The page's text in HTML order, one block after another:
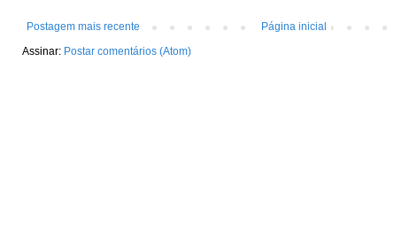
Postagem mais recente
Página inicial
Assinar: Postar comentários (Atom)